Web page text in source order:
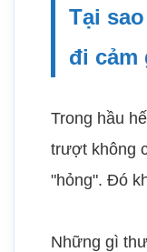
Tại
đi cảm
Trong hầu
trượt không
"hỏng". Đó
Những gì